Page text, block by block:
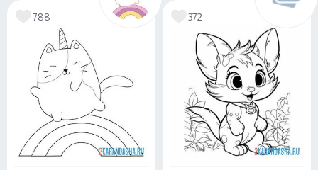
788 372